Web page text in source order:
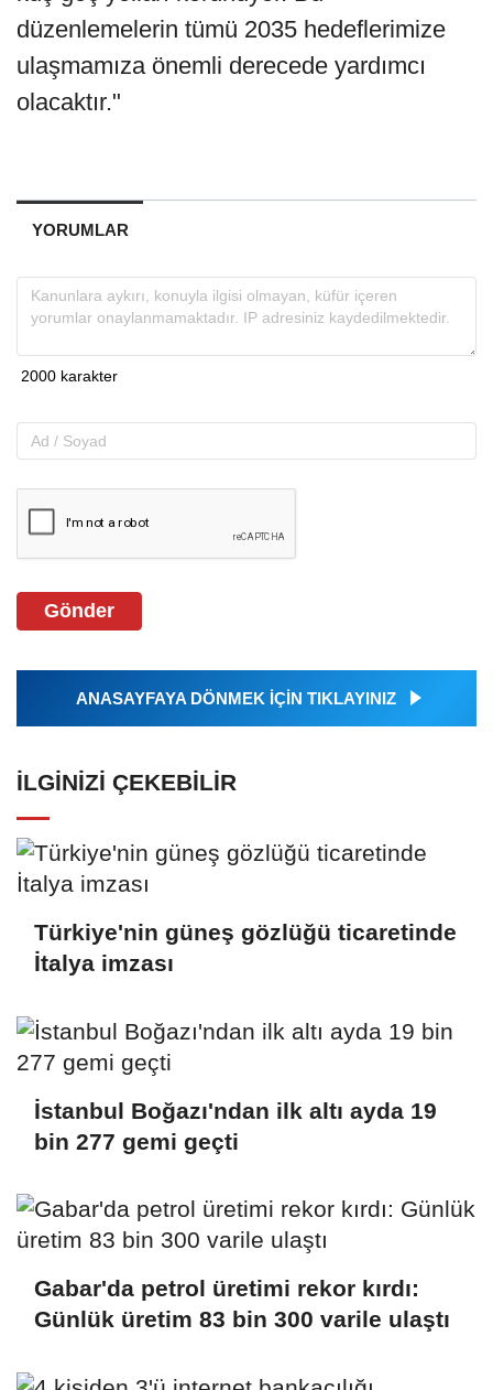
düzenlemelerin tümü 2035 hedeflerimize
ulaşmamıza önemli derecede yardımcı
olacaktır."
YORUMLAR
Gönder
ANASAYFAYA DÖNMEK İÇİN TIKLAYINIZ
İLGINIZI ÇEKEBILIR
Türkiye'nin güneş gözlüğü ticaretinde
İtalya imzası
İstanbul Boğazı'ndan ilk altı ayda 19
bin 277 gemi geçti
Gabar'da petrol üretimi rekor kırdı:
Günlük üretim 83 bin 300 varile ulaştı